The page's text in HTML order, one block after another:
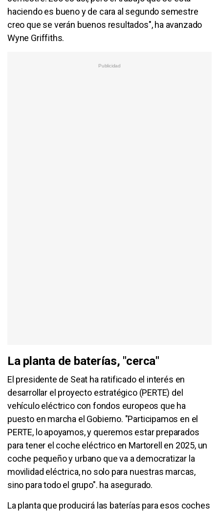
haciendo es bueno y de cara al segundo semestre
creo que se verán buenos resultados", ha avanzado
Wyne Griffiths.
La planta de baterías, "cerca"
El presidente de Seat ha ratificado el interés en
desarrollar el proyecto estratégico (PERTE) del
vehículo eléctrico con fondos europeos que ha
puesto en marcha el Gobierno. "Participamos en el
PERTE, lo apoyamos, y queremos estar preparados
para tener el coche eléctrico en Martorell en 2025, un
coche pequeño y urbano que va a democratizar la
movilidad eléctrica, no solo para nuestras marcas,
sino para todo el grupo". ha asegurado.
La planta que producirá las baterías para esos coches